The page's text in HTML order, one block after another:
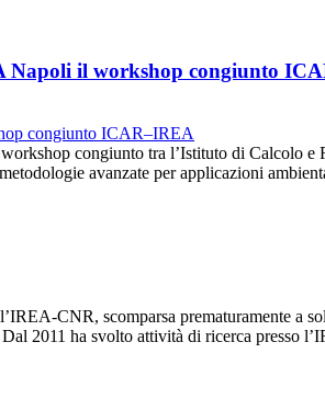
Napoli il workshop congiunto
congiunto tra l’Istituto di Calcolo
avanzate per applicazioni
CNR, scomparsa prematuramente a
2011 ha svolto attività di ricerca presso